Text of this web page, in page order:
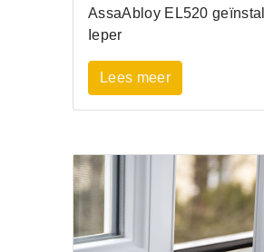
AssaAbloy EL520
Ieper
Lees meer